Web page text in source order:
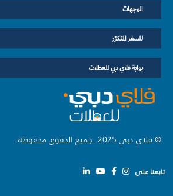
الوجهات
للسفر المتكرّر
بوابة فلاي دبي للعطلات
© فلاي دبي 2025. جميع الحقوق محفوظة.
تابعنا على